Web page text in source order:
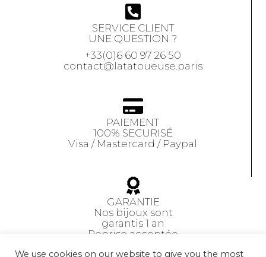
SERVICE CLIENT
UNE QUESTION ?
+33(0)6 60 97 26 50
contact@latatoueuse.paris
PAIEMENT
100% SECURISÉ
Visa / Mastercard / Paypal
GARANTIE
Nos bijoux sont
garantis 1 an
Reprise acceptée
We use cookies on our website to give you the most